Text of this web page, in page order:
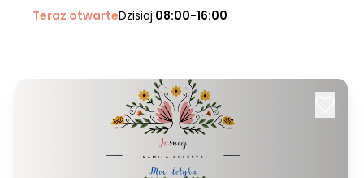
Teraz otwarteDzisiaj:08:00-16:00